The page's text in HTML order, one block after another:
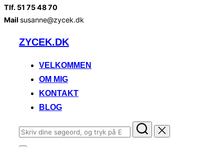
Tlf. 51 75 48 70
Mail susanne@zycek.dk
VidereZYCEK.DK
VELKOMMEN
OM MIG
KONTAKT
BLOG
Søg
efter: